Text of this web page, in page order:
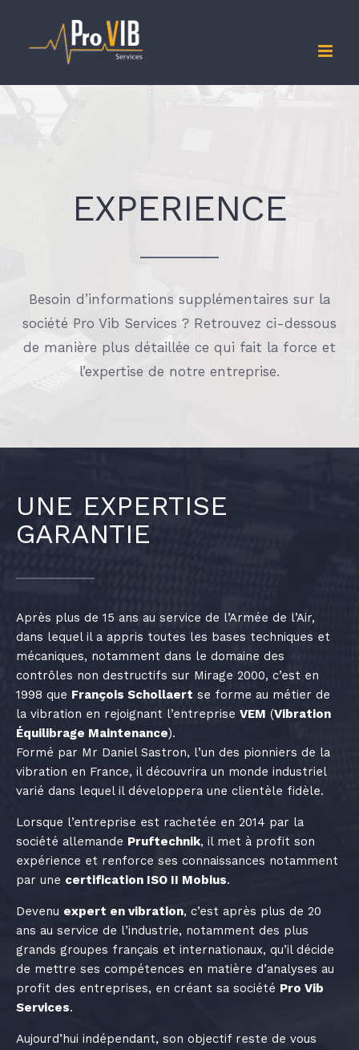
EXPERIENCE
Besoin d’informations supplémentaires sur la
société Pro Vib Services ? Retrouvez ci-dessous
de manière plus détaillée ce qui fait la force et
l’expertise de notre entreprise.
UNE EXPERTISE
GARANTIE
Après plus de 15 ans au service de l’Armée de l’Air,
dans lequel il a appris toutes les bases techniques et
mécaniques, notamment dans le domaine des
contrôles non destructifs sur Mirage 2000, c’est en
1998 que François Schollaert se forme au métier de
la vibration en rejoignant l’entreprise VEM (Vibration
Équilibrage Maintenance).
Formé par Mr Daniel Sastron, l’un des pionniers de la
vibration en France, il découvrira un monde industriel
varié dans lequel il développera une clientèle fidèle.
Lorsque l’entreprise est rachetée en 2014 par la
société allemande Pruftechnik, il met à profit son
expérience et renforce ses connaissances notamment
par une certification ISO II Mobius.
Devenu expert en vibration, c’est après plus de 20
ans au service de l’industrie, notamment des plus
grands groupes français et internationaux, qu’il décide
de mettre ses compétences en matière d’analyses au
profit des entreprises, en créant sa société Pro Vib
Services.
Aujourd’hui indépendant, son objectif reste de vous